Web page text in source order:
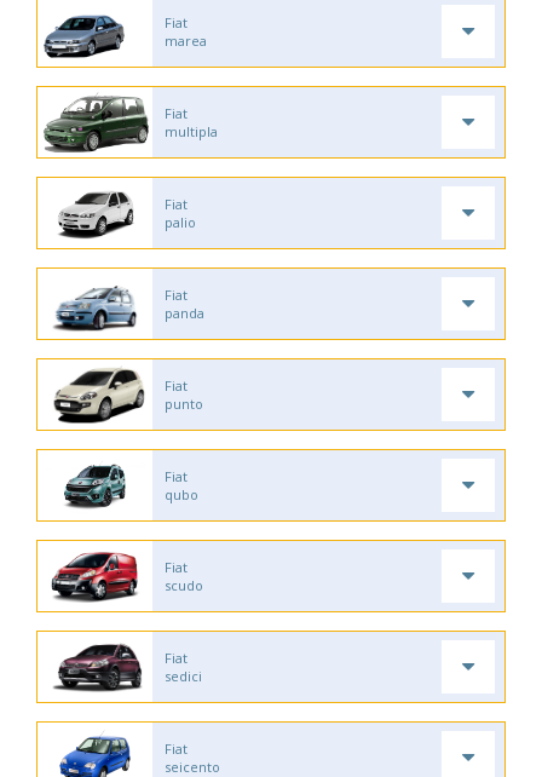
Fiat
marea
Fiat
multipla
Fiat
palio
Fiat
panda
Fiat
punto
Fiat
qubo
Fiat
scudo
Fiat
sedici
Fiat
seicento